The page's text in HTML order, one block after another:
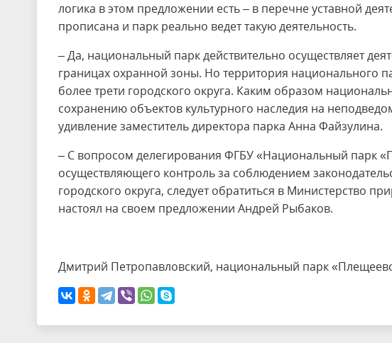
логика в этом предложении есть – в перечне уставной
прописана и парк реально ведет такую деятельность.
– Да, национальный парк действительно осуществляет
границах охранной зоны. Но территория национального
более трети городского округа. Каким образом
сохранению объектов культурного наследия на
удивление заместитель директора парка Анна Файзулина.
– С вопросом делегирования ФГБУ «Национальный парк
осуществляющего контроль за соблюдением
городского округа, следует обратиться в Министерство
настоял на своем предложении Андрей Рыбаков.
Дмитрий Петропавловский, национальный парк